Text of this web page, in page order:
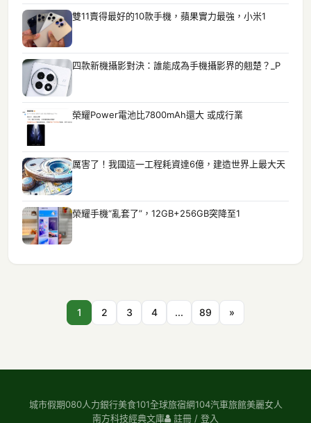
雙11賣得最好的10款手機，蘋果實力最強，小米1
四款新機攝影對決：誰能成為手機攝影界的翹楚？_P
榮耀Power電池比7800mAh還大 或成行業
厲害了！我國這一工程耗資達6億，建造世界上最大天
榮耀手機“亂套了”，12GB+256GB突降至1
1 2 3 4 ... 89 »
城市假期080人力銀行美食101全球旅宿網104汽車旅館美麗女人
南方科技經典文庫 註冊 / 登入